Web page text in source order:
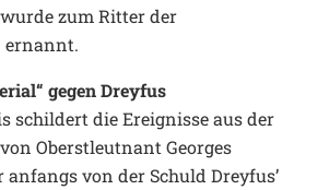
zum Ritter der
ernannt.
gegen Dreyfus
schildert die Ereignisse aus der
Oberstleutnant Georges
anfangs von der Schuld Dreyfus’